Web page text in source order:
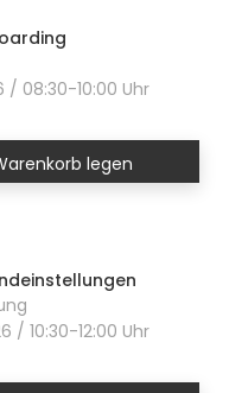
/ 08:30-10:00 Uhr
legen
/ 10:30-12:00 Uhr